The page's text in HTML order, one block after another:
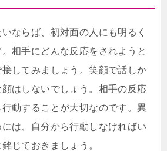
ならば、初対面の人にも明るく
相手にどんな反応をされようと
してみましょう。笑顔で話しか
はしないでしょう。相手の反応
動することが大切なのです。異
は、自分から行動しなければい
じておきましょう。